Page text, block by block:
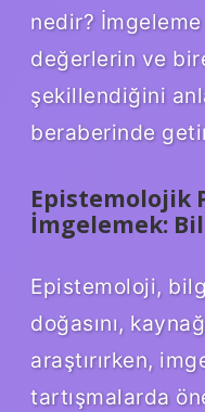
nedir?
değerlerin ve
şekillendiğini
beraberinde
Epistemolojik
İmgelemek:
Epistemoloji,
doğasını,
araştırırken,
tartışmalarda